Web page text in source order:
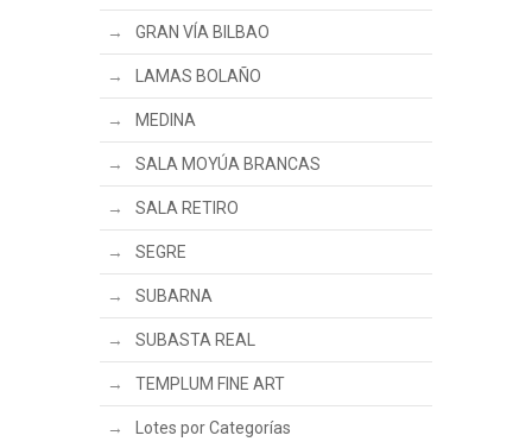
GRAN VÍA BILBAO
LAMAS BOLAÑO
MEDINA
SALA MOYÚA BRANCAS
SALA RETIRO
SEGRE
SUBARNA
SUBASTA REAL
TEMPLUM FINE ART
Lotes por Categorías